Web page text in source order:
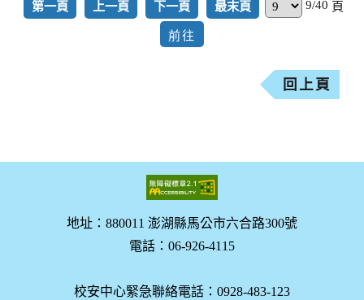
第一頁 上一頁 下一頁 最末頁 9/40 頁
回上頁
地址：880011 澎湖縣馬公市六合路300號
電話：06-926-4115
校安中心緊急聯絡電話：0928-483-123